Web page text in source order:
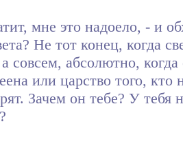
мне это надоело, - и
Не тот конец, когда
а совсем, абсолютно,
или царство того,
Зачем он тебе? У